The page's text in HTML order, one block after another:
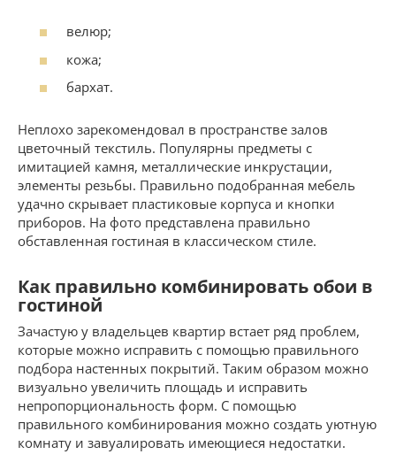
велюр;
кожа;
бархат.
Неплохо зарекомендовал в пространстве залов
цветочный текстиль. Популярны предметы с
имитацией камня, металлические инкрустации,
элементы резьбы. Правильно подобранная мебель
удачно скрывает пластиковые корпуса и кнопки
приборов. На фото представлена правильно
обставленная гостиная в классическом стиле.
Как правильно комбинировать обои в
гостиной
Зачастую у владельцев квартир встает ряд проблем,
которые можно исправить с помощью правильного
подбора настенных покрытий. Таким образом можно
визуально увеличить площадь и исправить
непропорциональность форм. С помощью
правильного комбинирования можно создать уютную
комнату и завуалировать имеющиеся недостатки.